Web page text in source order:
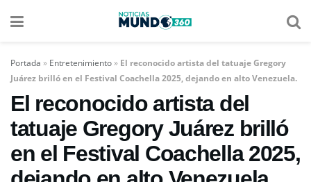
Portada » Entretenimiento» El reconocido artista del tatuaje Gregory
Juárez brilló en el Festival Coachella 2025, dejando en alto Venezuela.
El reconocido artista del
tatuaje Gregory Juárez brilló
en el Festival Coachella 2025,